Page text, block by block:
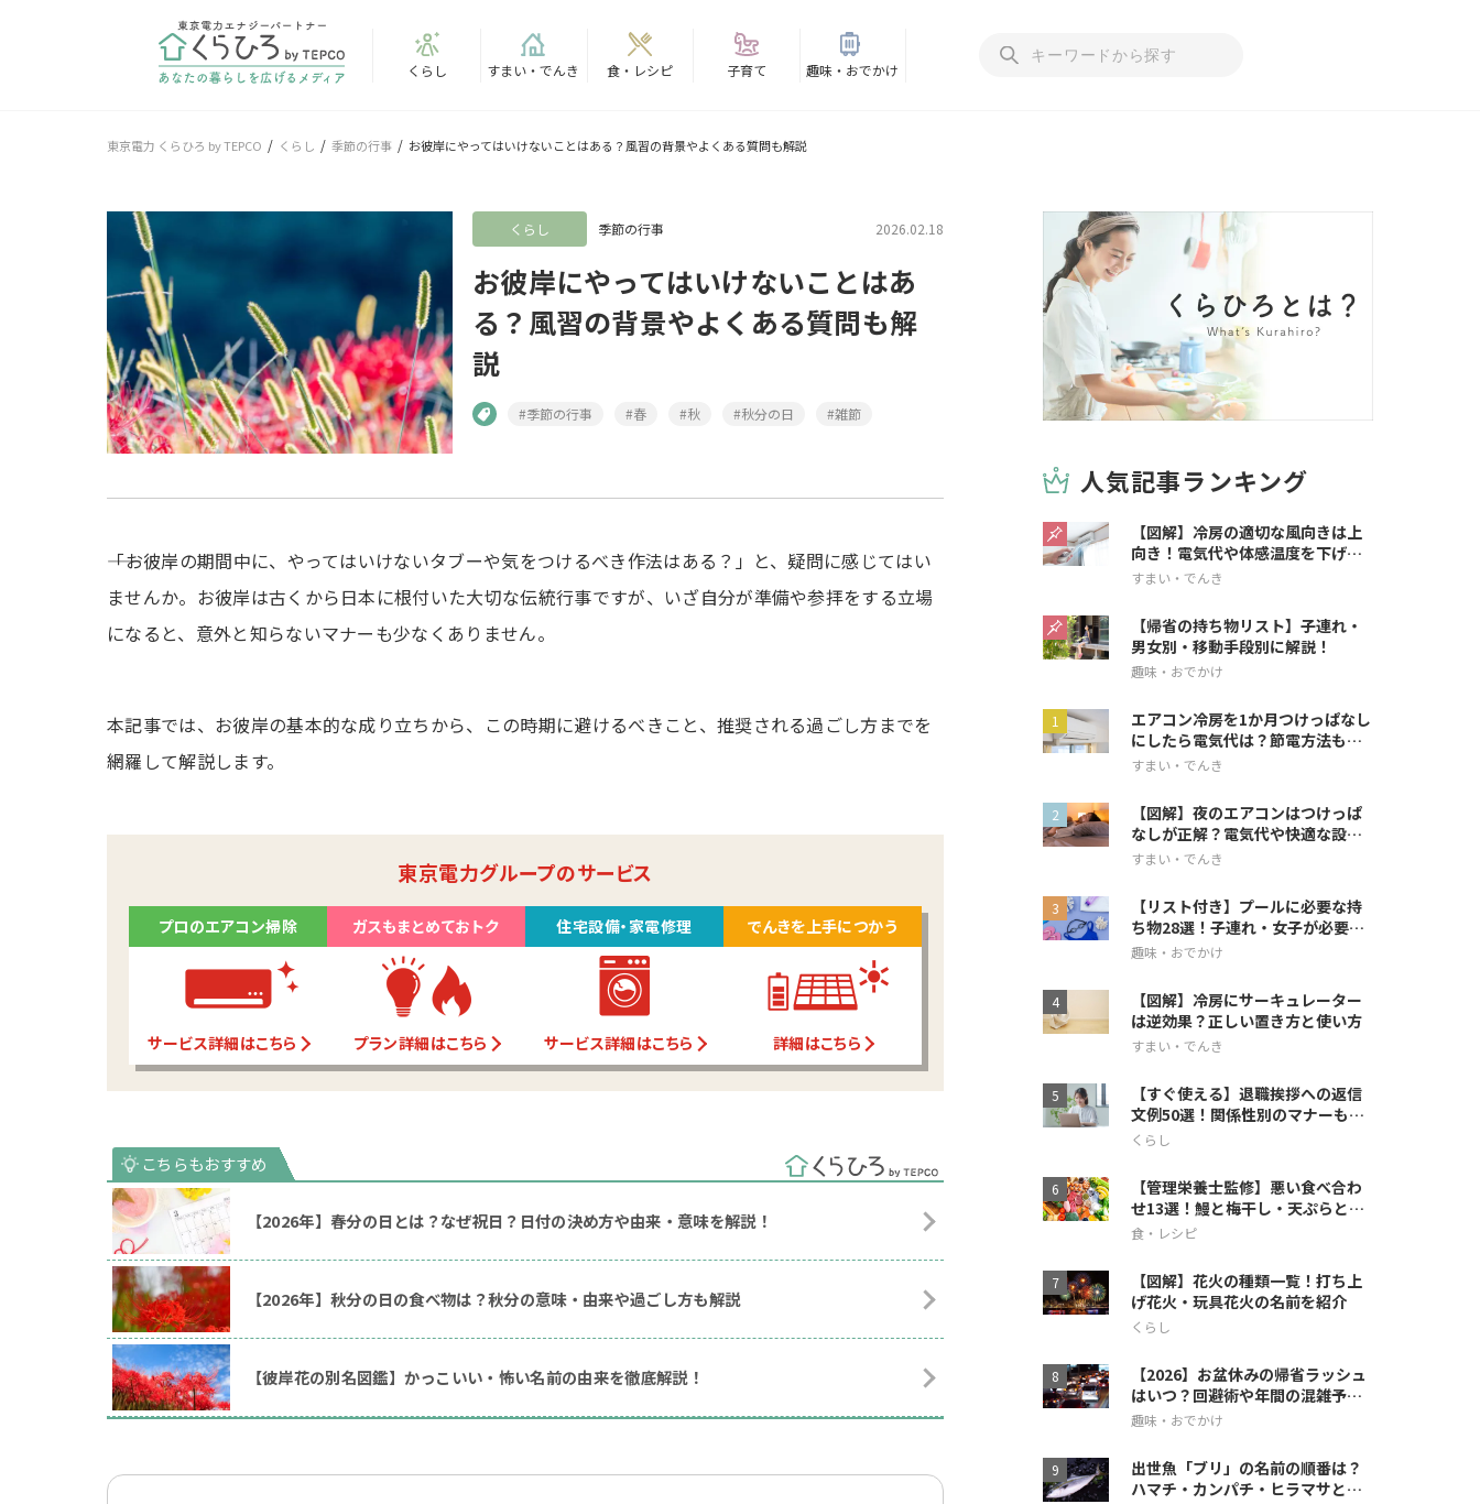
くらし すまい・でんき 食・レシピ 子育て 趣味・おでかけ
東京電力 くらひろ by TEPCO くらし 季節の行事 お彼岸にやってはいけないことはある？風習の背景やよくある質問も解説
2026.02.18
くらし 季節の行事
お彼岸にやってはいけないことはあ
る？風習の背景やよくある質問も解
説
#季節の行事 #春 #秋 #秋分の日 #雑節
――「お彼岸の期間中に、やってはいけないタブーや気をつけるべき作法はある？」と、疑問に感じてはい
ませんか。お彼岸は古くから日本に根付いた大切な伝統行事ですが、いざ自分が準備や参拝をする立場
になると、意外と知らないマナーも少なくありません。
本記事では、お彼岸の基本的な成り立ちから、この時期に避けるべきこと、推奨される過ごし方までを
網羅して解説します。
東京電力グループのサービス
プロのエアコン掃除
サービス詳細はこちら
ガスもまとめておトク
プラン詳細はこちら
住宅設備・家電修理
サービス詳細はこちら
でんきを上手につかう
詳細はこちら
【2026年】春分の日とは？なぜ祝日？日付の決め方や由来・意味を解説！
【2026年】秋分の日の食べ物は？秋分の意味・由来や過ごし方も解説
【彼岸花の別名図鑑】かっこいい・怖い名前の由来を徹底解説！
人気記事ランキング
【図解】冷房の適切な風向きは上
向き！電気代や体感温度を下げる
方法を解説
すまい・でんき
【帰省の持ち物リスト】子連れ・
男女別・移動手段別に解説！
趣味・おでかけ
エアコン冷房を1か月つけっぱなし
にしたら電気代は？節電方法も解
説
すまい・でんき
【図解】夜のエアコンはつけっぱ
なしが正解？電気代や快適な設定
を解説
すまい・でんき
【リスト付き】プールに必要な持
ち物28選！子連れ・女子が必要な
アイテムも
趣味・おでかけ
【図解】冷房にサーキュレーター
は逆効果？正しい置き方と使い方
すまい・でんき
【すぐ使える】退職挨拶への返信
文例50選！関係性別のマナーも徹
底解説
くらし
【管理栄養士監修】悪い食べ合わ
せ13選！鰻と梅干し・天ぷらとス
イカの相性も
食・レシピ
【図解】花火の種類一覧！打ち上
げ花火・玩具花火の名前を紹介
くらし
【2026】お盆休みの帰省ラッシュ
はいつ？回避術や年間の混雑予想
も
趣味・おでかけ
出世魚「ブリ」の名前の順番は？
ハマチ・カンパチ・ヒラマサとの